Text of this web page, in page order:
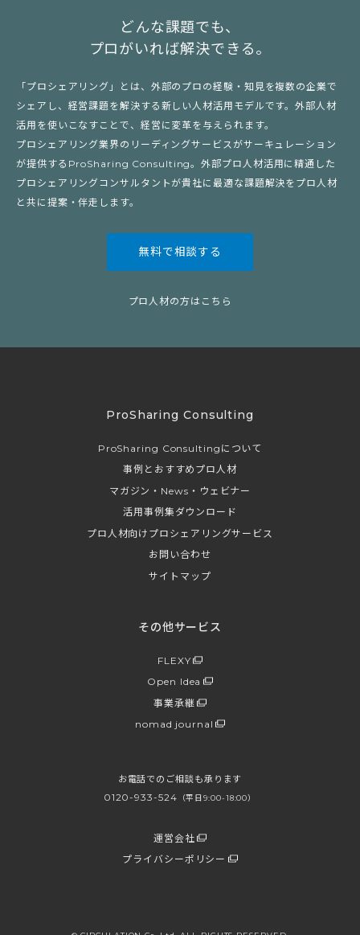
どんな課題でも、
プロがいれば解決できる。
「プロシェアリング」とは、外部のプロの経験・知見を複数の企業で
シェアし、経営課題を解決する新しい人材活用モデルです。外部人材
活用を使いこなすことで、経営に変革を与えられます。
プロシェアリング業界のリーディングサービスがサーキュレーション
が提供するProSharing Consulting。外部プロ人材活用に精通した
プロシェアリングコンサルタントが貴社に最適な課題解決をプロ人材
と共に提案・伴走します。
無料で相談する
プロ人材の方はこちら
ProSharing Consulting
ProSharing Consultingについて
事例とおすすめプロ人材
マガジン・News・ウェビナー
活用事例集ダウンロード
プロ人材向けプロシェアリングサービス
お問い合わせ
サイトマップ
その他サービス
FLEXY
Open Idea
事業承継
nomad journal
お電話でのご相談も承ります
0120-933-524 （平日9:00-18:00）
運営会社
プライバシーポリシー